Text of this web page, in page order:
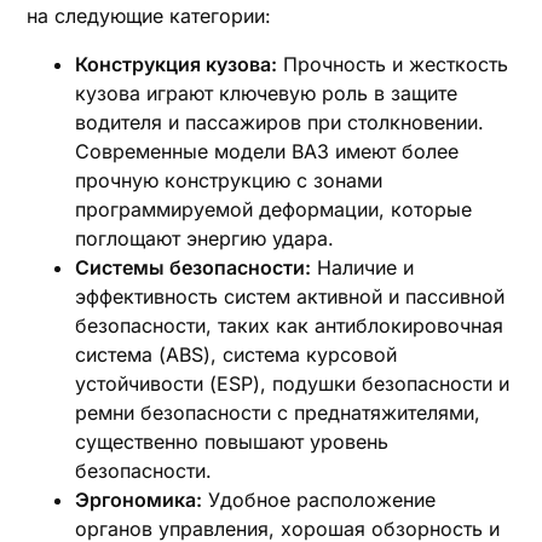
на следующие категории:
Конструкция кузова: Прочность и жесткость
кузова играют ключевую роль в защите
водителя и пассажиров при столкновении.
Современные модели ВАЗ имеют более
прочную конструкцию с зонами
программируемой деформации, которые
поглощают энергию удара.
Системы безопасности: Наличие и
эффективность систем активной и пассивной
безопасности, таких как антиблокировочная
система (ABS), система курсовой
устойчивости (ESP), подушки безопасности и
ремни безопасности с преднатяжителями,
существенно повышают уровень
безопасности.
Эргономика: Удобное расположение
органов управления, хорошая обзорность и